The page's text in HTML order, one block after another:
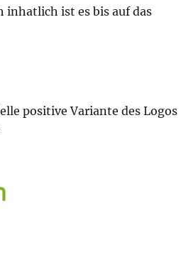
inhatlich ist es bis auf das
positive Variante des Logos